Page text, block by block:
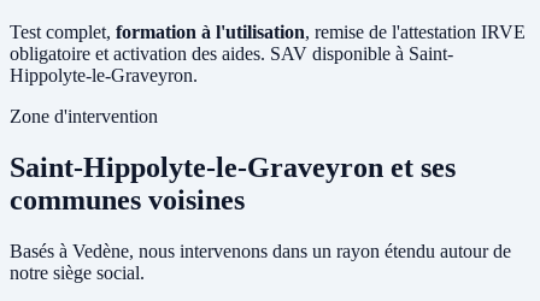
Test complet, formation à l'utilisation, remise de l'attestation IRVE
obligatoire et activation des aides. SAV disponible à Saint-
Hippolyte-le-Graveyron.
Zone d'intervention
Saint-Hippolyte-le-Graveyron et ses
communes voisines
Basés à Vedène, nous intervenons dans un rayon étendu autour de
notre siège social.